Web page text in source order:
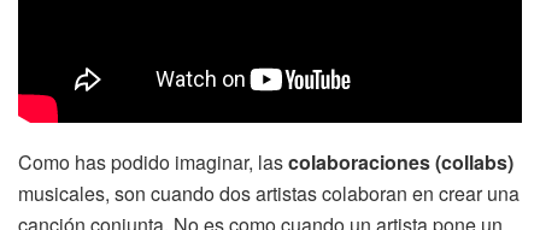
Como has podido imaginar, lascolaboraciones (collabs)
musicales, son cuando dos artistas colaboran en crear una